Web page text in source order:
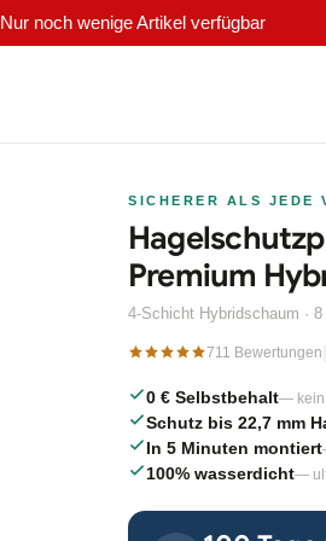
Nur noch wenige Artikel verfügbar
SICHERER ALS JEDE
Premium
4-Schicht Hybridschaum ·
711 Bewertungen
0 € Selbstbehalt— kein
Schutz bis 22,7 mm
In 5 Minuten montiert
100% wasserdicht—